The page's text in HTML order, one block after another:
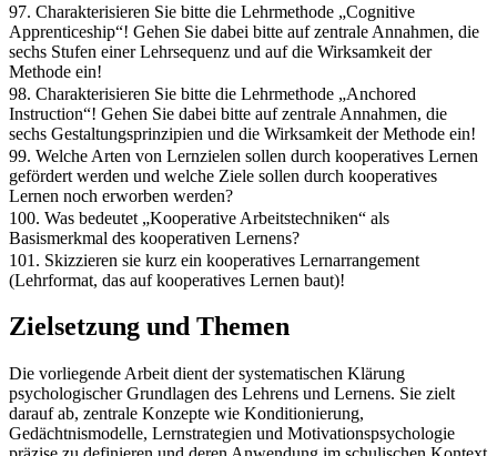
97. Charakterisieren Sie bitte die Lehrmethode „Cognitive
Apprenticeship“! Gehen Sie dabei bitte auf zentrale Annahmen, die
sechs Stufen einer Lehrsequenz und auf die Wirksamkeit der
Methode ein!
98. Charakterisieren Sie bitte die Lehrmethode „Anchored
Instruction“! Gehen Sie dabei bitte auf zentrale Annahmen, die
sechs Gestaltungsprinzipien und die Wirksamkeit der Methode ein!
99. Welche Arten von Lernzielen sollen durch kooperatives Lernen
gefördert werden und welche Ziele sollen durch kooperatives
Lernen noch erworben werden?
100. Was bedeutet „Kooperative Arbeitstechniken“ als
Basismerkmal des kooperativen Lernens?
101. Skizzieren sie kurz ein kooperatives Lernarrangement
(Lehrformat, das auf kooperatives Lernen baut)!
Zielsetzung und Themen
Die vorliegende Arbeit dient der systematischen Klärung
psychologischer Grundlagen des Lehrens und Lernens. Sie zielt
darauf ab, zentrale Konzepte wie Konditionierung,
Gedächtnismodelle, Lernstrategien und Motivationspsychologie